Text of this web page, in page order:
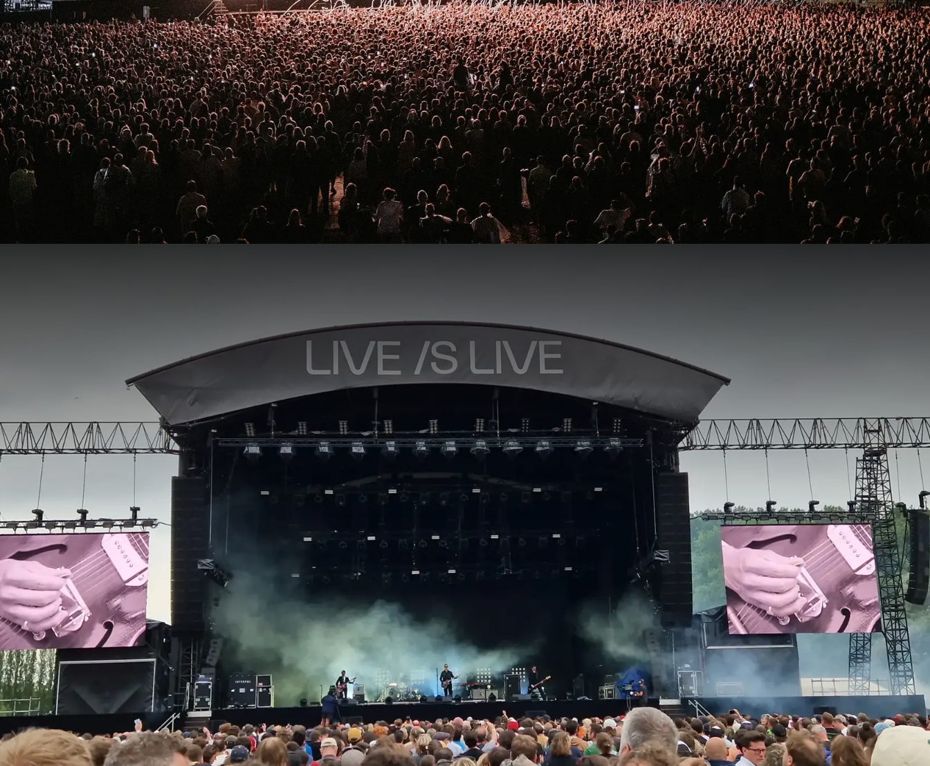
DOIT FAIRE
Live is Live est un festival de musique unique à Anvers qui combine musique live et atmosphère de festival urbain.
Du 27 au 29 juin 2026, le parc verdoyant Middenvijver sur la rive gauche se transformera en un lieu de concert
exceptionnel où les amateurs de musique se réuniront pour profiter de grands artistes et de spectacles en direct
saisissants.
Le festival se distingue par son concept : au lieu d'une formule de festival classique avec plusieurs scènes, chaque
jour est centré sur une grande tête d'affiche qui présente un spectacle complet. Celle-ci est complétée par une
programmation méticuleusement concoctée d'artistes connus et d'actes surprenants. Ainsi, chaque journée de
festival acquiert une atmosphère et une identité musicale propres.
L'édition 2026 promet à nouveau de ramener des noms impressionnants sur scène, avec entre autres Robbie
Williams, Nick Cave & The Bad Seeds et Iron Maiden en tant que grandes têtes d'affiche. Ces artistes
internationaux garantissent des performances spectaculaires et font du festival un point culminant pour les
amateurs de musique.
Ce qui rend Live is Live spécial, c'est la combinaison d'une ambiance intime avec l'énergie de grands concerts live.
Dans le décor vert du parc, avec la skyline d'Anvers en toile de fond, vous profitez de la musique, de l'ambiance et
des stands culinaires dans une atmosphère de festival détendue. L'événement constitue ainsi un parfait
lancement de l'été en ville.